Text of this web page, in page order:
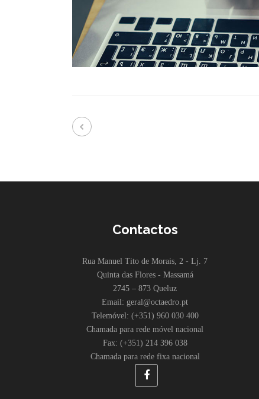
Contactos
Rua Manuel Tito de Morais, 2 - Lj. 7
Quinta das Flores - Massamá
2745 – 873 Queluz
Email: geral@octaedro.pt
Telemóvel: (+351) 960 030 400
Chamada para rede móvel nacional
Fax: (+351) 214 396 038
Chamada para rede fixa nacional